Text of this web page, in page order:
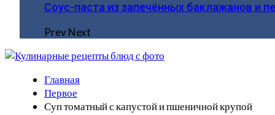
Соус-паста из запечённых баклажанов и
PrevNext
Главная
Первое
Суп томатный с капустой и пшеничной крупой